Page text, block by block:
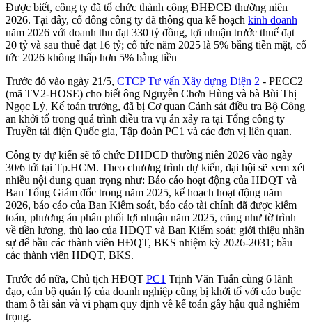
Được biết, công ty đã tổ chức thành công ĐHĐCĐ thường niên
2026. Tại đây, cổ đông công ty đã thông qua kế hoạch kinh doanh
năm 2026 với doanh thu đạt 330 tỷ đồng, lợi nhuận trước thuế đạt
20 tỷ và sau thuế đạt 16 tỷ; cổ tức năm 2025 là 5% bằng tiền mặt, cổ
tức 2026 không thấp hơn 5% bằng tiền
Trước đó vào ngày 21/5, CTCP Tư vấn Xây dựng Điện 2 - PECC2
(mã TV2-HOSE) cho biết ông Nguyễn Chơn Hùng và bà Bùi Thị
Ngọc Lý, Kế toán trưởng, đã bị Cơ quan Cảnh sát điều tra Bộ Công
an khởi tố trong quá trình điều tra vụ án xảy ra tại Tổng công ty
Truyền tải điện Quốc gia, Tập đoàn PC1 và các đơn vị liên quan.
Công ty dự kiến sẽ tổ chức ĐHĐCĐ thường niên 2026 vào ngày
30/6 tới tại Tp.HCM. Theo chương trình dự kiến, đại hội sẽ xem xét
nhiều nội dung quan trọng như: Báo cáo hoạt động của HĐQT và
Ban Tổng Giám đốc trong năm 2025, kế hoạch hoạt động năm
2026, báo cáo của Ban Kiểm soát, báo cáo tài chính đã được kiểm
toán, phương án phân phối lợi nhuận năm 2025, cũng như tờ trình
về tiền lương, thù lao của HĐQT và Ban Kiểm soát; giới thiệu nhân
sự để bầu các thành viên HĐQT, BKS nhiệm kỳ 2026-2031; bầu
các thành viên HĐQT, BKS.
Trước đó nữa, Chủ tịch HĐQT PC1 Trịnh Văn Tuấn cùng 6 lãnh
đạo, cán bộ quản lý của doanh nghiệp cũng bị khởi tố với cáo buộc
tham ô tài sản và vi phạm quy định về kế toán gây hậu quả nghiêm
trọng.